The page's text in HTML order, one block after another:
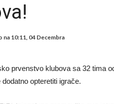
Deco nije posjetio Madrid samo
Potresne scene na sahrani UFC
na 10:11, 04 Decembra
prvenstvo klubova sa 32 tima
opteretiti igrače.